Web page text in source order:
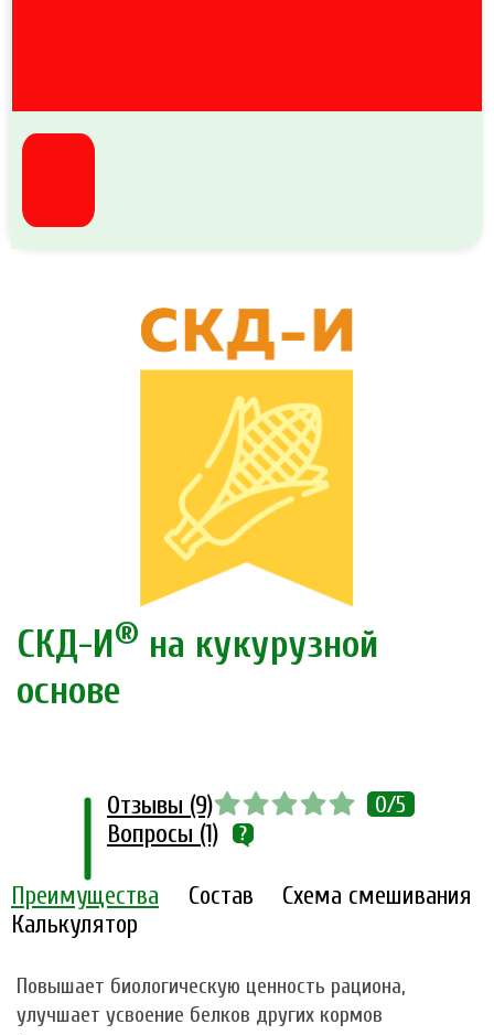
СКД-И® на кукурузной
основе
Преимущества Состав
Схема смешивания
Калькулятор
Отзывы (9) 0/5
Вопросы (1)
Повышает биологическую ценность рациона,
улучшает усвоение белков других кормов